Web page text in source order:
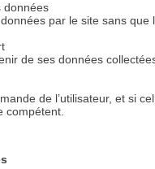
données
par le site sans que
de ses données
de l’utilisateur, et si
compétent.